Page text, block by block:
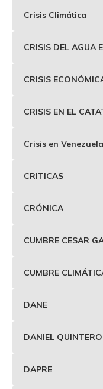
Crisis Climática
CRISIS DEL AGUA
CRISIS
CRISIS EN EL
Crisis en Venezuela
CRITICAS
CRÓNICA
CUMBRE CESAR
CUMBRE
DANE
DANIEL QUINTERO
DAPRE